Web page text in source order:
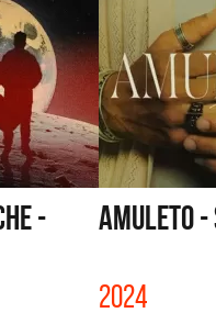
-
AMULETO -
2024